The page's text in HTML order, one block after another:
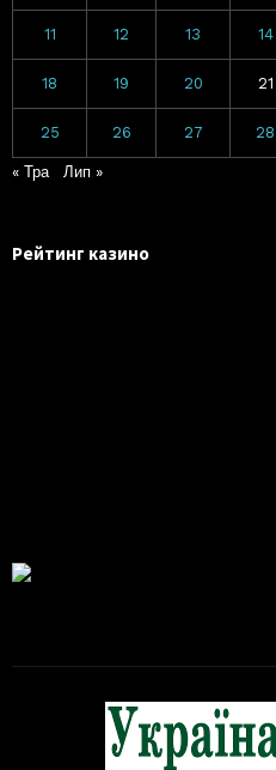
11 12 13 14
18 19 20 21
25 26 27 28
« Тра Лип »
Рейтинг казино